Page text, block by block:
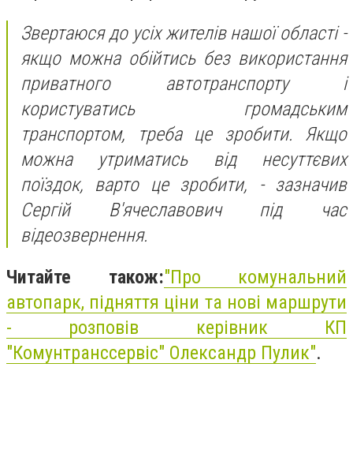
Звертаюся до усіх жителів нашої області -
якщо можна обійтись без використання
приватного автотранспорту і
користуватись громадським
транспортом, треба це зробити. Якщо
можна утриматись від несуттєвих
поїздок, варто це зробити, - зазначив
Сергій В'ячеславович під час
відеозвернення.
Читайте також:"Про комунальний
автопарк, підняття ціни та нові маршрути
- розповів керівник КП
"Комунтранссервіс" Олександр Пулик".